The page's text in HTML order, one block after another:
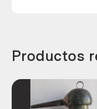
Productos